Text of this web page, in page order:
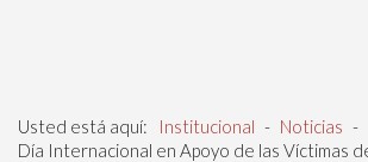
Usted está aquí: Institucional - Noticias -
Día Internacional en Apoyo de las Víctimas